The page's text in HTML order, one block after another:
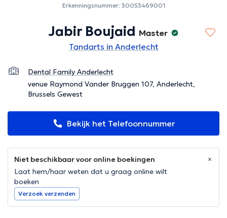
Erkenningsnummer: 30053469001
Jabir Boujaid Master
Tandarts in Anderlecht
Dental Family Anderlecht
venue Raymond Vander Bruggen 107, Anderlecht,
Brussels Gewest
Bekijk het Telefoonnummer
Niet beschikbaar voor online boekingen
Laat hem/haar weten dat u graag online wilt
boeken
Verzoek verzenden